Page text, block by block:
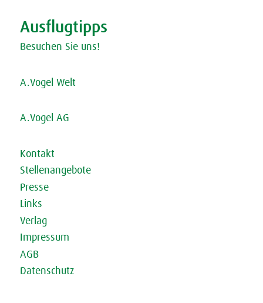
Ausflugtipps
Besuchen Sie uns!
A.Vogel Welt
A.Vogel AG
Kontakt
Stellenangebote
Presse
Links
Verlag
Impressum
AGB
Datenschutz